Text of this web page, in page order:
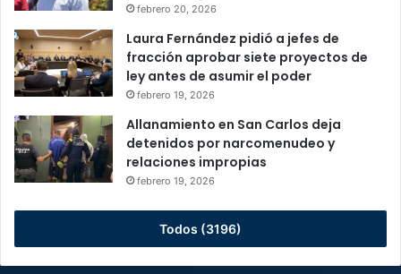
febrero 20, 2026
Laura Fernández pidió a jefes de
fracción aprobar siete proyectos de
ley antes de asumir el poder
febrero 19, 2026
Allanamiento en San Carlos deja
detenidos por narcomenudeo y
relaciones impropias
febrero 19, 2026
Todos (3196)